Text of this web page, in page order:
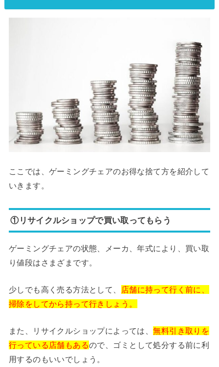
ここでは、ゲーミングチェアのお得な捨て方を紹介して
いきます。
①リサイクルショップで買い取ってもらう
ゲーミングチェアの状態、メーカ、年式により、買い取
り値段はさまざまです。
少しでも高く売る方法として、
店舗に持って行く前に、
掃除をしてから持って行きしょう。
また、リサイクルショップによっては、無料引き取りを
行っている店舗もあるので、ゴミとして処分する前に利
用するのもいいでしょう。